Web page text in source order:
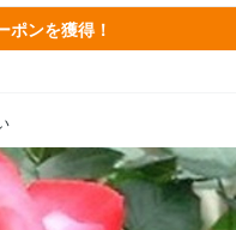
ポンを獲得！